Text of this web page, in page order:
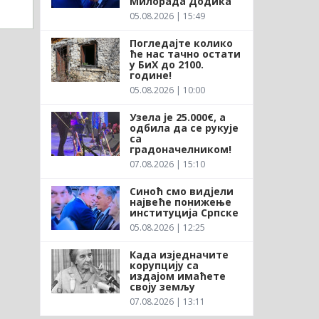
05.08.2026 | 15:49
Погледајте колико
ће нас тачно остати
у БиХ до 2100.
године!
05.08.2026 | 10:00
Узела је 25.000€, а
одбила да се рукује
са
градоначелником!
07.08.2026 | 15:10
Синоћ смо видјели
највеће понижење
институција Српске
05.08.2026 | 12:25
Када изједначите
корупцију са
издајом имаћете
своју земљу
07.08.2026 | 13:11